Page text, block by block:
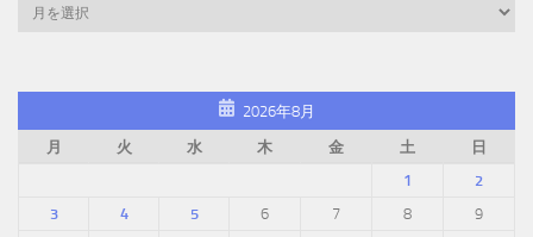
2026年8月
月
火 水 木 金 土
日
1
2
3
4 5 6 7 8
9